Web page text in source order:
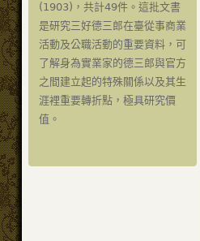
(1903)，共計49件。這批文書
是研究三好德三郎在臺從事商業
活動及公職活動的重要資料，可
了解身為實業家的德三郎與官方
之間建立起的特殊關係以及其生
涯裡重要轉折點，極具研究價
值。